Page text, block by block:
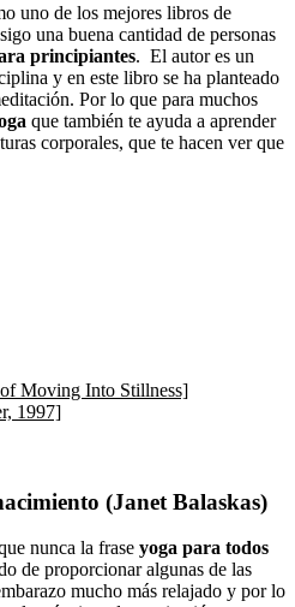
uno de los mejores libros de
una buena cantidad de personas
principiantes. El autor es un
y en este libro se ha planteado
Por lo que para muchos
que también te ayuda a aprender
corporales, que te hacen ver que
Moving Into Stillness]
1997]
(Janet Balaskas)
nunca la frase yoga para todos
de proporcionar algunas de las
mucho más relajado y por lo